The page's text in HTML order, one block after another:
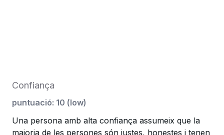
Confiança
puntuació: 10 (low)
Una persona amb alta confiança assumeix que la
majoria de les persones són justes, honestes i tenen